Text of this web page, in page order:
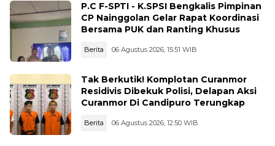
P.C F-SPTI - K.SPSI Bengkalis Pimpinan
CP Nainggolan Gelar Rapat Koordinasi
Bersama PUK dan Ranting Khusus
Berita 06 Agustus 2026, 15:51 WIB
Tak Berkutik! Komplotan Curanmor
Residivis Dibekuk Polisi, Delapan Aksi
Curanmor Di Candipuro Terungkap
Berita 06 Agustus 2026, 12:50 WIB